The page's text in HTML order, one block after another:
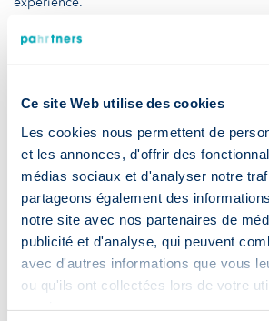
Ce site Web utilise des cookies
Les cookies nous permettent de
et les annonces, d'offrir des
médias sociaux et d'analyser notre
partageons également des
notre site avec nos partenaires de
publicité et d'analyse, qui peuvent
avec d'autres informations que vous
ou qu'ils ont collectées lors de votre
Positivez
réponse ou des refus. Transformez-les
les conseils reçus aux prochaines
demander un feedback après chaque
Confiez votre recherche à
Avez-vous déjà pensé à faire appel à des
s’avèrent être des alliés redoutables dans
d’emploi. En effet, en plus d’avoir accès à
publiquesdont vous n’avez pas
contact avec vous dès que votre profil